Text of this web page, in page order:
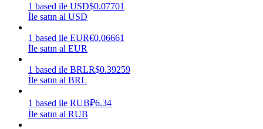
Kazan
1 based ile USD$0.07701
İle satın al USD
1 based ile EUR€0.06661
İle satın al EUR
1 based ile BRLR$0.39259
İle satın al BRL
1 based ile RUB₽6.34
İle satın al RUB